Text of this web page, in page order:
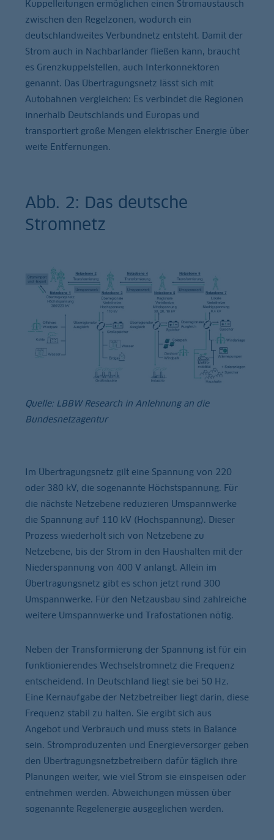
Kuppelleitungen ermöglichen einen Stromaustausch
zwischen den Regelzonen, wodurch ein
deutschlandweites Verbundnetz entsteht. Damit der
Strom auch in Nachbarländer fließen kann, braucht
es Grenzkuppelstellen, auch Interkonnektoren
genannt. Das Übertragungsnetz lässt sich mit
Autobahnen vergleichen: Es verbindet die Regionen
innerhalb Deutschlands und Europas und
transportiert große Mengen elektrischer Energie über
weite Entfernungen.
Abb. 2: Das deutsche
Stromnetz
Quelle: LBBW Research in Anlehnung an die
Bundesnetzagentur
Im Übertragungsnetz gilt eine Spannung von 220
oder 380 kV, die sogenannte Höchstspannung. Für
die nächste Netzebene reduzieren Umspannwerke
die Spannung auf 110 kV (Hochspannung). Dieser
Prozess wiederholt sich von Netzebene zu
Netzebene, bis der Strom in den Haushalten mit der
Niederspannung von 400 V anlangt. Allein im
Übertragungsnetz gibt es schon jetzt rund 300
Umspannwerke. Für den Netzausbau sind zahlreiche
weitere Umspannwerke und Trafostationen nötig.
Neben der Transformierung der Spannung ist für ein
funktionierendes Wechselstromnetz die Frequenz
entscheidend. In Deutschland liegt sie bei 50 Hz.
Eine Kernaufgabe der Netzbetreiber liegt darin, diese
Frequenz stabil zu halten. Sie ergibt sich aus
Angebot und Verbrauch und muss stets in Balance
sein. Stromproduzenten und Energieversorger geben
den Übertragungsnetzbetreibern dafür täglich ihre
Planungen weiter, wie viel Strom sie einspeisen oder
entnehmen werden. Abweichungen müssen über
sogenannte Regelenergie ausgeglichen werden.